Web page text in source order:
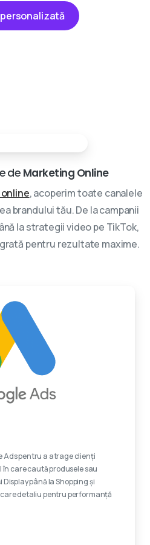
de Marketing Online
, acoperim toate canalele
brandului tău. De la campanii
la strategii video pe TikTok,
pentru rezultate maxime.
Ads pentru a atrage clienți
care caută produsele sau
Display până la Shopping și
detaliu pentru performanță